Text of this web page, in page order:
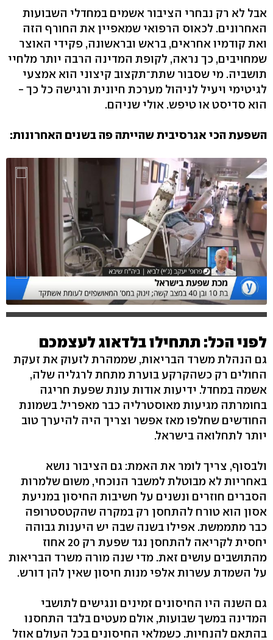
אבל לא רק נבחרי הציבור אשמים במחדלי השבועות
האחרונים. לכאוס הרפואי שמאפיין את החורף הזה
ואת קודמיו אחראים, בראש ובראשונה, פקידי האוצר
שמחויבים, כך נראה, לקופת המדינה הרבה יותר מלחיי
תושביה. מי שסבור שתת־תקצוב קיצוני הוא אמצעי
לגיטימי ויעיל לניהול מערכת חיונית ורגישה כל כך -
הוא סדיסט או טיפש. אולי שניהם.
השפעת הכי אגרסיבית שהייתה פה בשנים האחרונות:
לפני הכל: תתחילו בלדאוג לעצמכם
גם הנהלת משרד הבריאות, שממהרת לזעוק את זעקת
החולים רק כשהקרקע בוערת מתחת לרגליה שלה,
אשמה במחדל. ידיעות אודות עונת שפעת חריגה
בחומרתה מגיעות מאוסטרליה כבר מאפריל. בשמונת
החודשים שחלפו מאז אפשר וצריך היה להיערך טוב
יותר לתחלואה בישראל.
ולבסוף, צריך לומר את האמת: גם הציבור נושא
באחריות לא מבוטלת למשבר הנוכחי, משום שלמרות
הסברים חוזרים ונשנים על חשיבות החיסון במניעת
אסון הוא טורח להתחסן רק במקרה שהקטסטרופה
כבר מתממשת. אפילו בשנה שבה יש היענות גבוהה
יחסית לקריאה להתחסן נגד שפעת רק 20 אחוז
מהתושבים עושים זאת. מדי שנה מורה משרד הבריאות
על השמדת עשרות אלפי מנות חיסון שאין להן דורש.
גם השנה היו החיסונים זמינים ונגישים לתושבי
המדינה במשך שבועות, אולם מעטים בלבד התחסנו
בהתאם להנחיות. כשמלאי החיסונים בכל העולם אוזל